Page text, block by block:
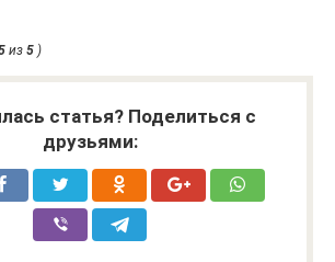
из 5 )
статья? Поделиться с
друзьями: